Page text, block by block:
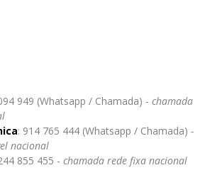
949 (Whatsapp / Chamada) - chamada
: 914 765 444 (Whatsapp / Chamada) -
nacional
855 455 - chamada rede fixa nacional